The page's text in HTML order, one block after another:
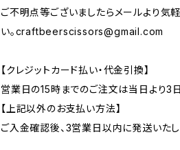
ご不明点等ございましたらメールより気
い。craftbeerscissors@gmail.com
【クレジットカード払い・代金引換】
営業日の15時までのご注文は当日より3
【上記以外のお支払い方法】
ご入金確認後、3営業日以内に発送いたし